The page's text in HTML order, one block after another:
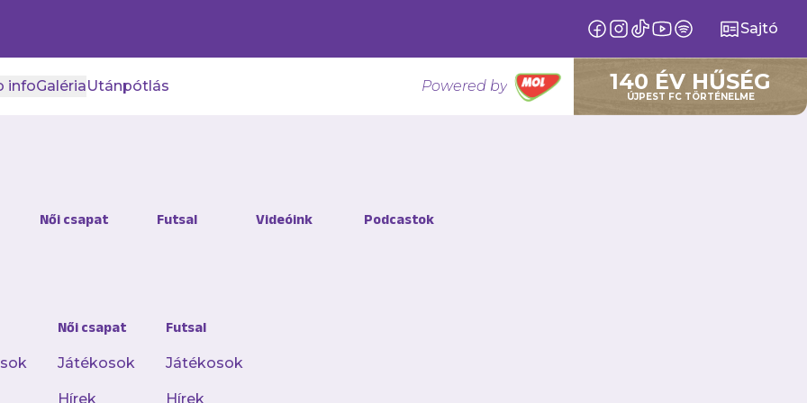
Sajtó
infoGalériaUtánpótlás Powered by 140 ÉV HŰSÉG
ÚJPEST FC TÖRTÉNELME
Női csapat Futsal Videóink Podcastok
Női csapat
Játékosok
Hírek
Futsal
Játékosok
Hírek
csúszott ki a kezünkből a győzelem
a hátunk mögött érkeztünk Zalaegerszegre, azzal a feltett